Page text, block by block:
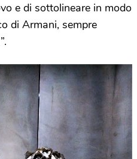
e di sottolineare in modo
di Armani, sempre